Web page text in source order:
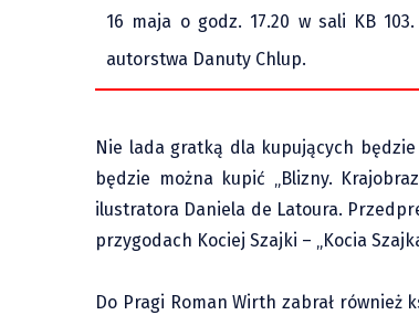
16 maja o godz. 17.20 w sali KB
autorstwa Danuty Chlup.
Nie lada gratką dla kupujących
będzie można kupić „Blizny.
ilustratora Daniela de Latoura.
przygodach Kociej Szajki – „Kocia
Do Pragi Roman Wirth zabrał również